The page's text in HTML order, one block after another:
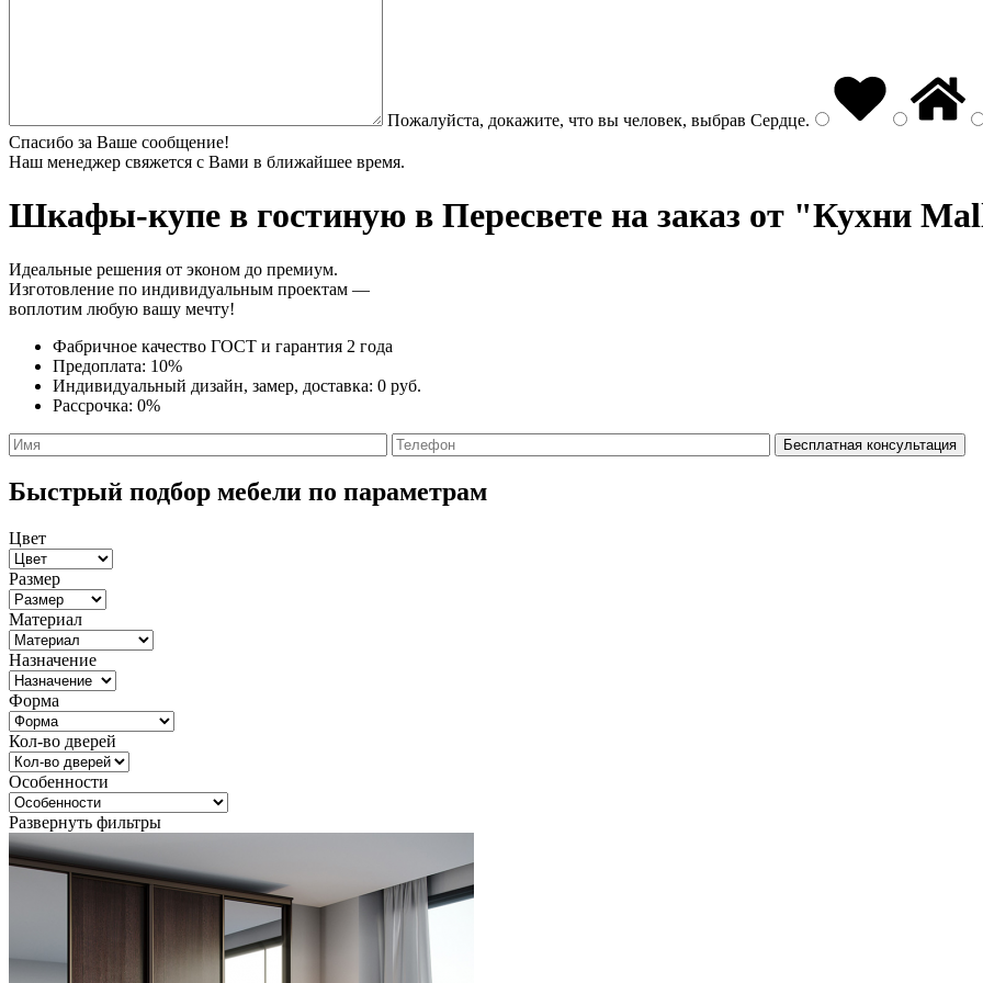
Пожалуйста, докажите, что вы человек, выбрав Сердце.
Спасибо за Ваше сообщение!
Наш менеджер свяжется с Вами в ближайшее время.
Шкафы-купе в гостиную в Пересвете на заказ от "Кухни
Идеальные решения от эконом до премиум.
Изготовление по индивидуальным проектам —
воплотим любую вашу мечту!
Фабричное качество ГОСТ и гарантия 2 года
Предоплата: 10%
Индивидуальный дизайн, замер, доставка: 0 руб.
Рассрочка: 0%
Быстрый подбор мебели по параметрам
Цвет
Размер
Материал
Назначение
Форма
Кол-во дверей
Особенности
Развернуть фильтры